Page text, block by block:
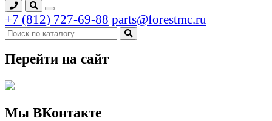
+7 (812) 727-69-88 parts@forestmc.ru
Перейти на сайт
Мы ВКонтакте